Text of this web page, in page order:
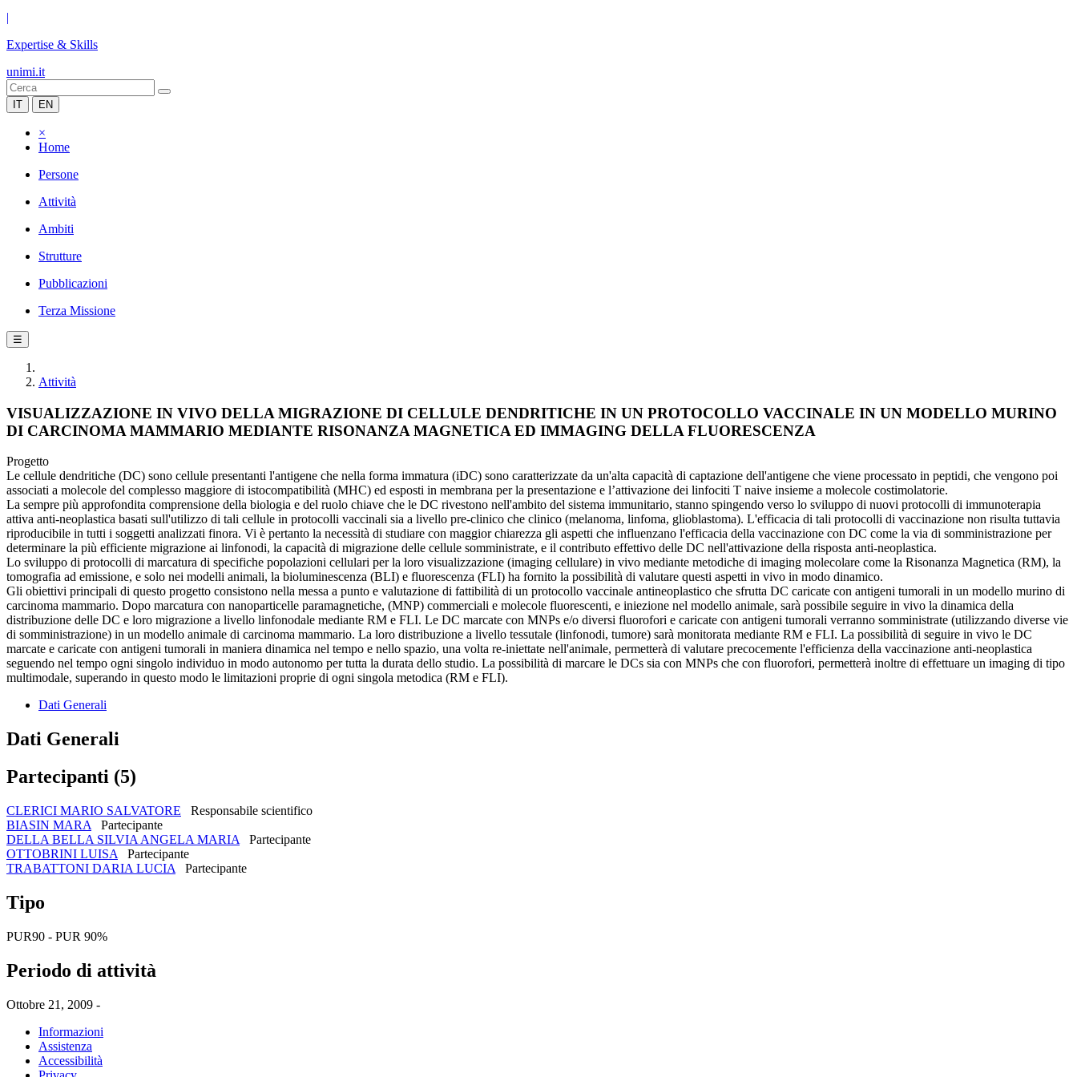
|
Expertise & Skills
unimi.it
IT EN
×
Home
Persone
Attività
Ambiti
Strutture
Pubblicazioni
Terza Missione
☰
Attività
VISUALIZZAZIONE IN VIVO DELLA MIGRAZIONE DI CELLULE DENDRITICHE IN UN PROTOCOLLO VACCINALE IN UN MODELLO MURINO
DI CARCINOMA MAMMARIO MEDIANTE RISONANZA MAGNETICA ED IMMAGING DELLA FLUORESCENZA
Progetto
Le cellule dendritiche (DC) sono cellule presentanti l'antigene che nella forma immatura (iDC) sono caratterizzate da un'alta capacità di captazione dell'antigene che viene processato in peptidi, che vengono poi
associati a molecole del complesso maggiore di istocompatibilità (MHC) ed esposti in membrana per la presentazione e l’attivazione dei linfociti T naive insieme a molecole costimolatorie.
La sempre più approfondita comprensione della biologia e del ruolo chiave che le DC rivestono nell'ambito del sistema immunitario, stanno spingendo verso lo sviluppo di nuovi protocolli di immunoterapia
attiva anti-neoplastica basati sull'utilizzo di tali cellule in protocolli vaccinali sia a livello pre-clinico che clinico (melanoma, linfoma, glioblastoma). L'efficacia di tali protocolli di vaccinazione non risulta tuttavia
riproducibile in tutti i soggetti analizzati finora. Vi è pertanto la necessità di studiare con maggior chiarezza gli aspetti che influenzano l'efficacia della vaccinazione con DC come la via di somministrazione per
determinare la più efficiente migrazione ai linfonodi, la capacità di migrazione delle cellule somministrate, e il contributo effettivo delle DC nell'attivazione della risposta anti-neoplastica.
Lo sviluppo di protocolli di marcatura di specifiche popolazioni cellulari per la loro visualizzazione (imaging cellulare) in vivo mediante metodiche di imaging molecolare come la Risonanza Magnetica (RM), la
tomografia ad emissione, e solo nei modelli animali, la bioluminescenza (BLI) e fluorescenza (FLI) ha fornito la possibilità di valutare questi aspetti in vivo in modo dinamico.
Gli obiettivi principali di questo progetto consistono nella messa a punto e valutazione di fattibilità di un protocollo vaccinale antineoplastico che sfrutta DC caricate con antigeni tumorali in un modello murino di
carcinoma mammario. Dopo marcatura con nanoparticelle paramagnetiche, (MNP) commerciali e molecole fluorescenti, e iniezione nel modello animale, sarà possibile seguire in vivo la dinamica della
distribuzione delle DC e loro migrazione a livello linfonodale mediante RM e FLI. Le DC marcate con MNPs e/o diversi fluorofori e caricate con antigeni tumorali verranno somministrate (utilizzando diverse vie
di somministrazione) in un modello animale di carcinoma mammario. La loro distribuzione a livello tessutale (linfonodi, tumore) sarà monitorata mediante RM e FLI. La possibilità di seguire in vivo le DC
marcate e caricate con antigeni tumorali in maniera dinamica nel tempo e nello spazio, una volta re-iniettate nell'animale, permetterà di valutare precocemente l'efficienza della vaccinazione anti-neoplastica
seguendo nel tempo ogni singolo individuo in modo autonomo per tutta la durata dello studio. La possibilità di marcare le DCs sia con MNPs che con fluorofori, permetterà inoltre di effettuare un imaging di tipo
multimodale, superando in questo modo le limitazioni proprie di ogni singola metodica (RM e FLI).
Dati Generali
Dati Generali
Partecipanti (5)
CLERICI MARIO SALVATORE
Responsabile scientifico
BIASIN MARA
Partecipante
DELLA BELLA SILVIA ANGELA MARIA
Partecipante
OTTOBRINI LUISA
Partecipante
TRABATTONI DARIA LUCIA
Partecipante
Tipo
PUR90 - PUR 90%
Periodo di attività
Ottobre 21, 2009 -
Informazioni
Assistenza
Accessibilità